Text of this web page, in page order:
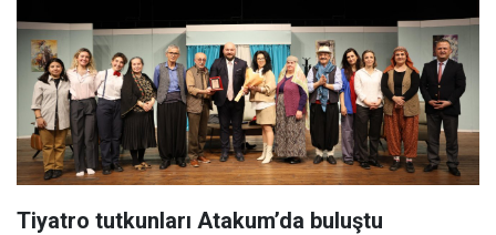
Tiyatro tutkunları Atakum’da buluştu